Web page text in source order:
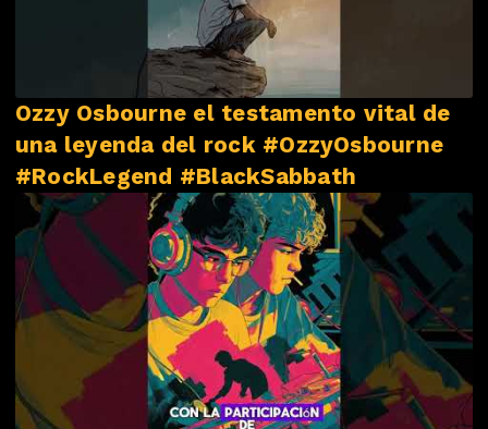
Ozzy Osbourne el testamento vital de
una leyenda del rock #OzzyOsbourne
#RockLegend #BlackSabbath